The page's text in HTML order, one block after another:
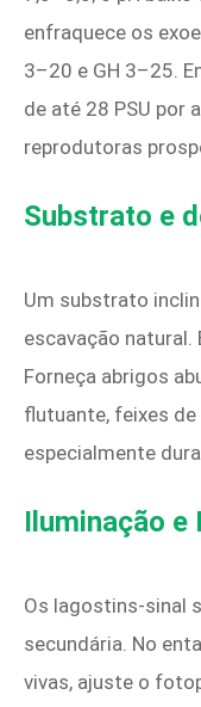
enfraquece os
3–20 e GH 3–25.
de até 28 PSU por
reprodutoras
Substrato e
Um substrato
escavação natural.
Forneça abrigos
flutuante, feixes
especialmente
Iluminação e
Os lagostins-sinal
secundária. No
vivas, ajuste o